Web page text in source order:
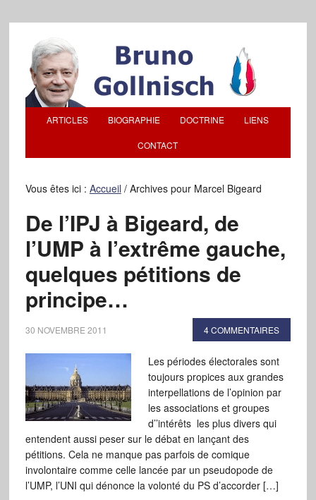
ARTICLES BIOGRAPHIE DOCTRINE LIENS
CONTACT
Vous êtes ici : Accueil /Archives pour Marcel Bigeard
De l’IPJ à Bigeard, de
l’UMP à l’extrême gauche,
quelques pétitions de
principe…
30 NOVEMBRE 2011 4 COMMENTAIRES
Les périodes électorales sont
toujours propices aux grandes
interpellations de l’opinion par
les associations et groupes
d’’intérêts les plus divers qui
entendent aussi peser sur le débat en lançant des
pétitions. Cela ne manque pas parfois de comique
involontaire comme celle lancée par un pseudopode de
l’UMP, l’UNI qui dénonce la volonté du PS d’accorder […]